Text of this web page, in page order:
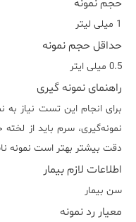
حجم نمونه
1 میلی لیتر
حداقل حجم نمونه
0.5 میلی ایتر
راهنمای نمونه گیری
برای انجام این تست نیاز به
نمونه‌گیری، سرم باید از
دقت بیشتر بهتر است نمونه
اطلاعات لازم بیمار
سن بیمار
معیار رد نمونه